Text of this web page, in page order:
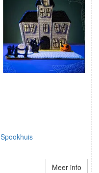
Spookhuis
Meer info